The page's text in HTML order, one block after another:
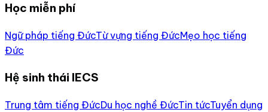
Học miễn phí
Ngữ pháp tiếng ĐứcTừ vựng tiếng ĐứcMẹo học tiếng
Đức
Hệ sinh thái IECS
Trung tâm tiếng ĐứcDu học nghề ĐứcTin tứcTuyển dụng